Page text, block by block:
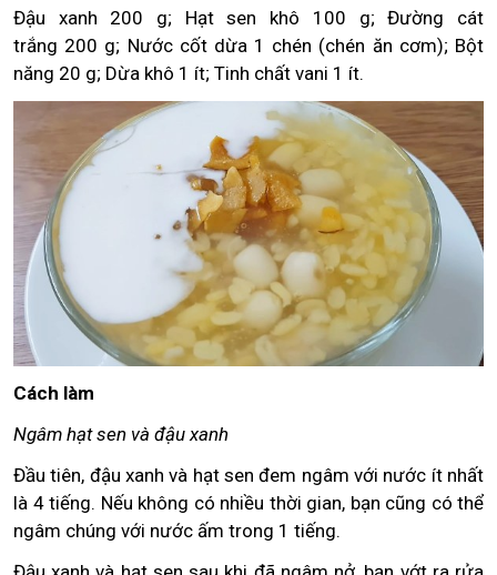
Đậu xanh 200 g; Hạt sen khô 100 g; Đường cát
trắng 200 g; Nước cốt dừa 1 chén (chén ăn cơm); Bột
năng 20 g; Dừa khô 1 ít; Tinh chất vani 1 ít.
Cách làm
Ngâm hạt sen và đậu xanh
Đầu tiên, đậu xanh và hạt sen đem ngâm với nước ít nhất
là 4 tiếng. Nếu không có nhiều thời gian, bạn cũng có thể
ngâm chúng với nước ấm trong 1 tiếng.